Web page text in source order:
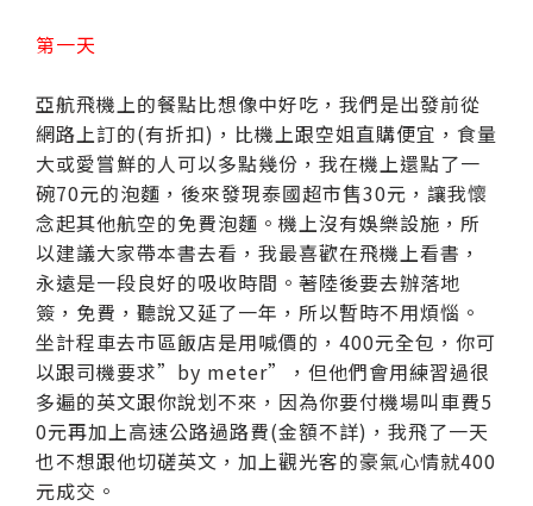
第一天
亞航飛機上的餐點比想像中好吃，我們是出發前從
網路上訂的(有折扣)，比機上跟空姐直購便宜，食量
大或愛嘗鮮的人可以多點幾份，我在機上還點了一
碗70元的泡麵，後來發現泰國超市售30元，讓我懷
念起其他航空的免費泡麵。機上沒有娛樂設施，所
以建議大家帶本書去看，我最喜歡在飛機上看書，
永遠是一段良好的吸收時間。著陸後要去辦落地
簽，免費，聽說又延了一年，所以暫時不用煩惱。
坐計程車去市區飯店是用喊價的，400元全包，你可
以跟司機要求”by meter”，但他們會用練習過很
多遍的英文跟你說划不來，因為你要付機場叫車費5
0元再加上高速公路過路費(金額不詳)，我飛了一天
也不想跟他切磋英文，加上觀光客的豪氣心情就400
元成交。